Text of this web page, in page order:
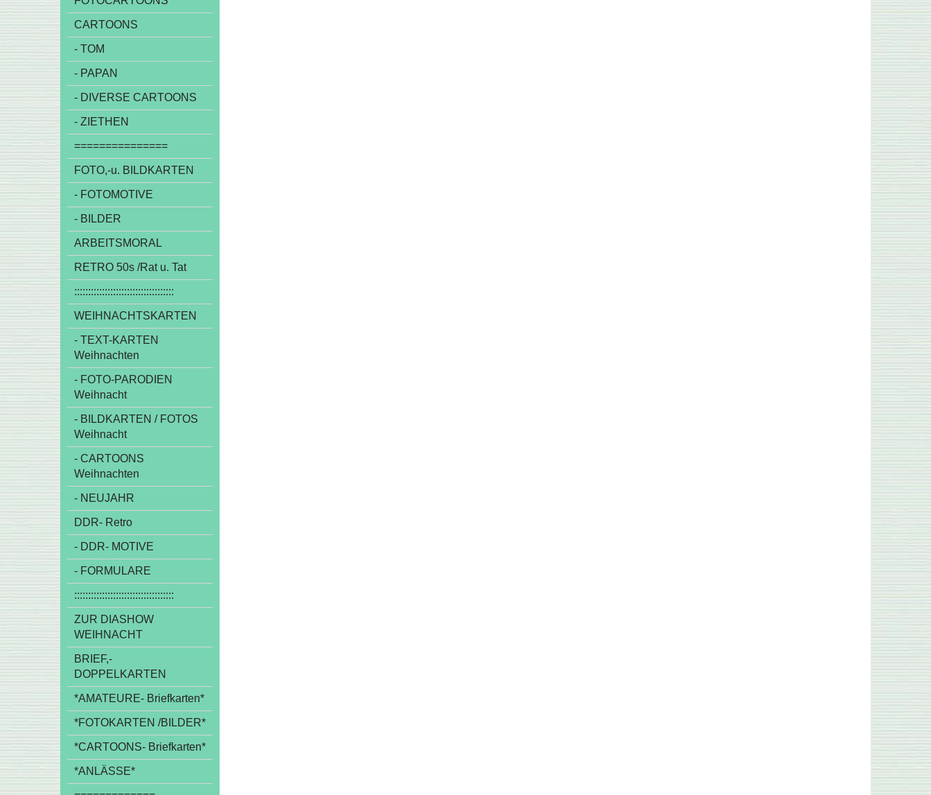
CARTOONS
- TOM
- PAPAN
- DIVERSE CARTOONS
- ZIETHEN
===============
FOTO,-u. BILDKARTEN
- FOTOMOTIVE
- BILDER
ARBEITSMORAL
RETRO 50s /Rat u. Tat
::::::::::::::::::::::::::::::::::::
WEIHNACHTSKARTEN
- TEXT-KARTEN
Weihnachten
- FOTO-PARODIEN
Weihnacht
- BILDKARTEN / FOTOS
Weihnacht
- CARTOONS
Weihnachten
- NEUJAHR
DDR- Retro
- DDR- MOTIVE
- FORMULARE
::::::::::::::::::::::::::::::::::::
ZUR DIASHOW
WEIHNACHT
BRIEF,-
DOPPELKARTEN
*AMATEURE- Briefkarten*
*FOTOKARTEN /BILDER*
*CARTOONS- Briefkarten*
*ANLÄSSE*